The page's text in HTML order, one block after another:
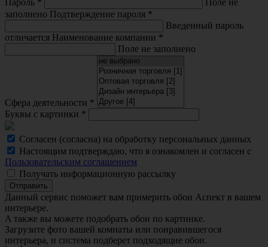
Пароль *
Поле не
заполнено Подтверждение пароля *
Введенный пароль
отличается Наименование компании *
Поле не заполнено
Сфера деятельности *
Буквы с картинки *
Согласен (согласна) на обработку персональных данных
Настоящим подтверждаю, что я ознакомлен и согласен с
Пользовательским соглашением
Получать информационную рассылку
Отправить
Данный сервис поможет вам примерить обои Аспект в вашем
интерьере.
A также вы можете подобрать обои по картинке.
Загрузите фото вашей комнаты или понравившегося
интерьера, и система подберет подходящие обои.